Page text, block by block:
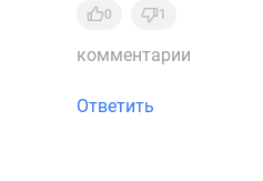
0 1
комментарии
Ответить